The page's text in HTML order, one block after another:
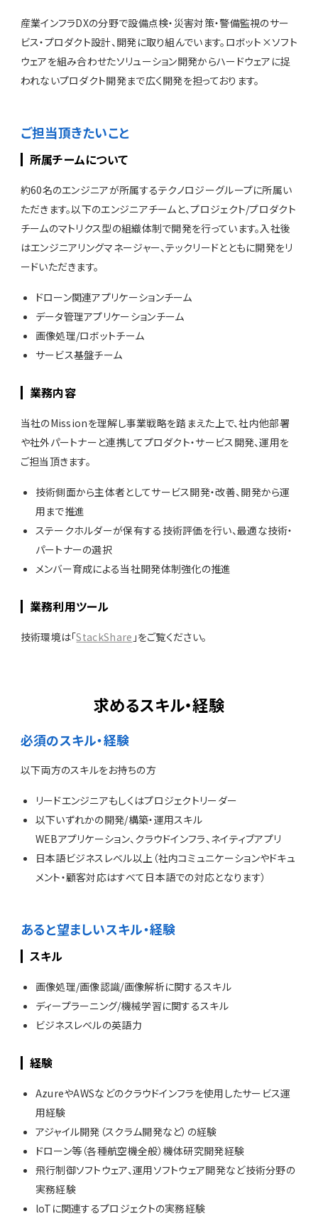
産業インフラDXの分野で設備点検・災害対策・警備監視のサー
ビス・プロダクト設計、開発に取り組んでいます。ロボット×ソフト
ウェアを組み合わせたソリューション開発からハードウェアに捉
われないプロダクト開発まで広く開発を担っております。
ご担当頂きたいこと
所属チームについて
約60名のエンジニアが所属するテクノロジーグループに所属い
ただきます。以下のエンジニアチームと、プロジェクト/プロダクト
チームのマトリクス型の組織体制で開発を行っています。入社後
はエンジニアリングマネージャー、テックリードとともに開発をリ
ードいただきます。
ドローン関連アプリケーションチーム
データ管理アプリケーションチーム
画像処理/ロボットチーム
サービス基盤チーム
業務内容
当社のMissionを理解し事業戦略を踏まえた上で、社内他部署
や社外パートナーと連携してプロダクト・サービス開発、運用を
ご担当頂きます。
技術側面から主体者としてサービス開発・改善、開発から運
用まで推進
ステークホルダーが保有する技術評価を行い、最適な技術・
パートナーの選択
メンバー育成による当社開発体制強化の推進
業務利用ツール
技術環境は「StackShare 」をご覧ください。
求めるスキル・経験
必須のスキル・経験
以下両方のスキルをお持ちの方
リードエンジニアもしくはプロジェクトリーダー
以下いずれかの開発/構築・運用スキル
WEBアプリケーション、クラウドインフラ、ネイティブアプリ
日本語ビジネスレベル以上（社内コミュニケーションやドキュ
メント・顧客対応はすべて日本語での対応となります）
あると望ましいスキル・経験
スキル
画像処理/画像認識/画像解析に関するスキル
ディープラーニング/機械学習に関するスキル
ビジネスレベルの英語力
経験
AzureやAWSなどのクラウドインフラを使用したサービス運
用経験
アジャイル開発（スクラム開発など）の経験
ドローン等（各種航空機全般）機体研究開発経験
飛行制御ソフトウェア、運用ソフトウェア開発など技術分野の
実務経験
loTに関連するプロジェクトの実務経験